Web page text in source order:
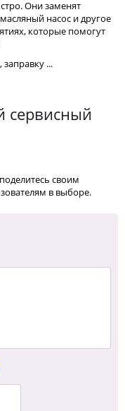
Они заменят
насос и другое
которые помогут
...
своим
в выборе.